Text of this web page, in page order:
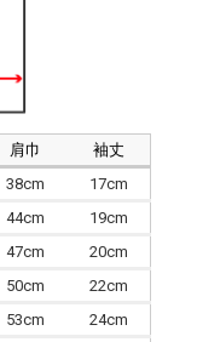
肩巾
袖丈
38cm
17cm
44cm
19cm
47cm
20cm
50cm
22cm
53cm
24cm